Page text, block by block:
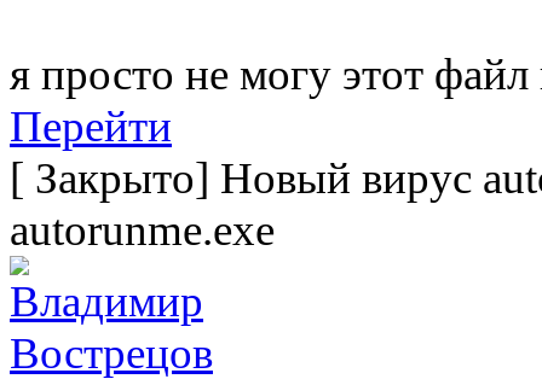
я просто не могу этот
Перейти
[ Закрыто] Новый вирус
autorunme.exe